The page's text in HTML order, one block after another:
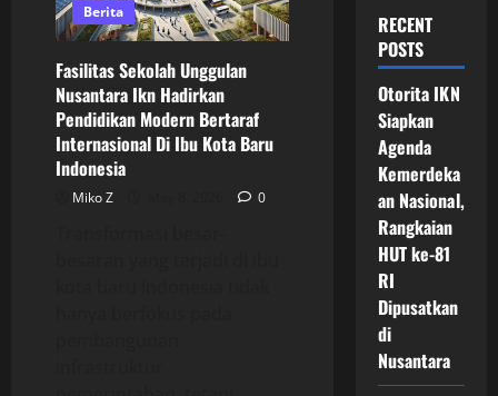
Berita
Fasilitas Sekolah Unggulan
Nusantara Ikn Hadirkan
Pendidikan Modern Bertaraf
Internasional Di Ibu Kota Baru
Indonesia
Miko Z 0
RECENT
POSTS
Otorita IKN
Siapkan
Agenda
Kemerdeka
an Nasional,
Rangkaian
HUT ke-81
RI
Dipusatkan
di
Nusantara